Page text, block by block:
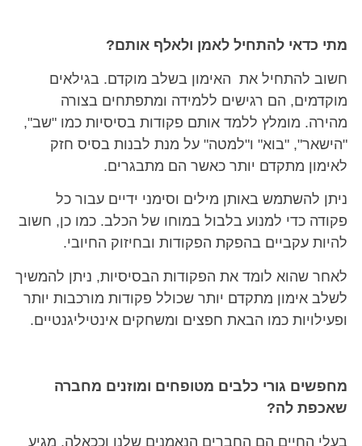
מתי כדאי להתחיל לאמן ולאלף אותם?
חשוב להתחיל את האימון בשלב מוקדם. בגילאים
מוקדמים, הם רגישים ללמידה ומתפתחים בצורה
מהירה. מומלץ ללמד אותם פקודות בסיסיות כמו "שב",
"הישאר", "בוא" ו"למטה" על מנת לבנות בסיס חזק
לאימון מתקדם יותר כאשר הם מתבגרים.
ניתן להשתמש באותן מילים וסימני ידיים עבור כל
פקודה כדי למנוע בלבול במוחו של הכלב. כמו כן, חשוב
להיות עקביים בהפקת הפקודות ובחיזוק החיובי.
לאחר שהוא לומד את הפקודות הבסיסיות, ניתן להמשיך
לשלב אימון מתקדם יותר שכולל פקודות מורכבות יותר
ופעילויות כמו הבאת חפצים ומשחקים אינטיליגנטיים.
מחפשים גורי כלבים מטופחים ומוזנים מחברה
שאכפת לה?
בעלי החיים הם החברים הנאמנים שלנו וככאלה, מגיע